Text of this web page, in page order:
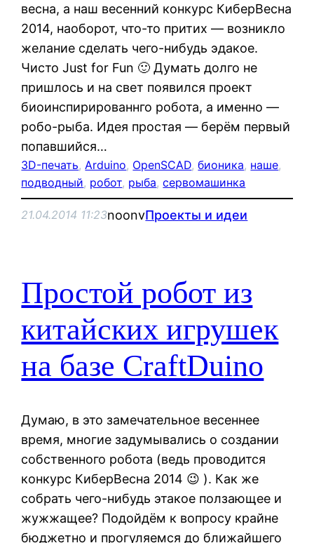
весна, а наш весенний конкурс КиберВесна
2014, наоборот, что-то притих — возникло
желание сделать чего-нибудь эдакое.
Чисто Just for Fun 🙂 Думать долго не
пришлось и на свет появился проект
биоинспирированнго робота, а именно —
робо-рыба. Идея простая — берём первый
попавшийся…
3D-печать, Arduino, OpenSCAD, бионика, наше
подводный, робот, рыба, сервомашинка
21.04.2014 11:23noonvПроекты и идеи
Простой робот из
китайских игрушек
на базе CraftDuino
Думаю, в это замечательное весеннее
время, многие задумывались о создании
собственного робота (ведь проводится
конкурс КиберВесна 2014 😉 ). Как же
собрать чего-нибудь этакое ползающее и
жужжащее? Подойдём к вопросу крайне
бюджетно и прогуляемся до ближайшего